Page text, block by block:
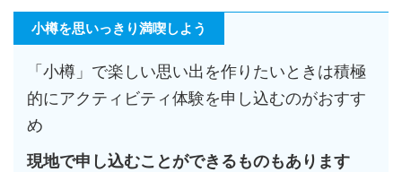
小樽を思いっきり満喫しよう
「小樽」で楽しい思い出を作りたいときは積極
的にアクティビティ体験を申し込むのがおすす
め
現地で申し込むことができるものもあります